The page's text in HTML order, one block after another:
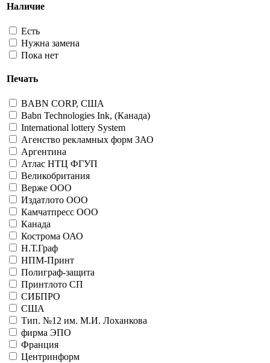
Наличие
Есть
Нужна замена
Пока нет
Печать
BABN CORP, США
Babn Technologies Ink, (Канада)
International lottery System
Агенство рекламных форм ЗАО
Аргентина
Атлас НТЦ ФГУП
Великобритания
Верже ООО
Издатлото ООО
Камчатпресс ООО
Канада
Кострома ОАО
Н.Т.Граф
НПМ-Принт
Полиграф-защита
Принтлото СП
СИБПРО
США
Тип. №12 им. М.И. Лоханкова
фирма ЭПО
Франция
Центринформ